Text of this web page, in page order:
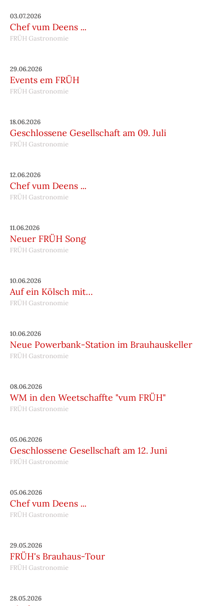
03.07.2026
Chef vum Deens ...
FRÜH Gastronomie
29.06.2026
Events em FRÜH
FRÜH Gastronomie
18.06.2026
Geschlossene Gesellschaft am 09. Juli
FRÜH Gastronomie
12.06.2026
Chef vum Deens ...
FRÜH Gastronomie
11.06.2026
Neuer FRÜH Song
FRÜH Gastronomie
10.06.2026
Auf ein Kölsch mit…
FRÜH Gastronomie
10.06.2026
Neue Powerbank-Station im Brauhauskeller
FRÜH Gastronomie
08.06.2026
WM in den Weetschaffte "vum FRÜH"
FRÜH Gastronomie
05.06.2026
Geschlossene Gesellschaft am 12. Juni
FRÜH Gastronomie
05.06.2026
Chef vum Deens ...
FRÜH Gastronomie
29.05.2026
FRÜH's Brauhaus-Tour
FRÜH Gastronomie
28.05.2026